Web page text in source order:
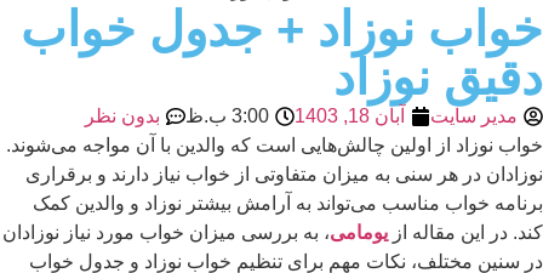
خواب نوزاد + جدول خواب
دقیق نوزاد
مدیر سایت آبان 18, 1403 3:00 ب.ظ
بدون نظر
خواب نوزاد از اولین چالش‌هایی است که والدین با آن مواجه می‌شوند.
نوزادان در هر سنی به میزان متفاوتی از خواب نیاز دارند و برقراری
برنامه خواب مناسب می‌تواند به آرامش بیشتر نوزاد و والدین کمک
کند. در این مقاله از یومامی، به بررسی میزان خواب مورد نیاز نوزادان
در سنین مختلف، نکات مهم برای تنظیم خواب نوزاد و جدول خواب